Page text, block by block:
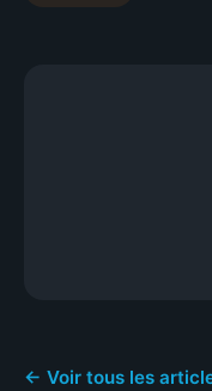
← Voir tous les